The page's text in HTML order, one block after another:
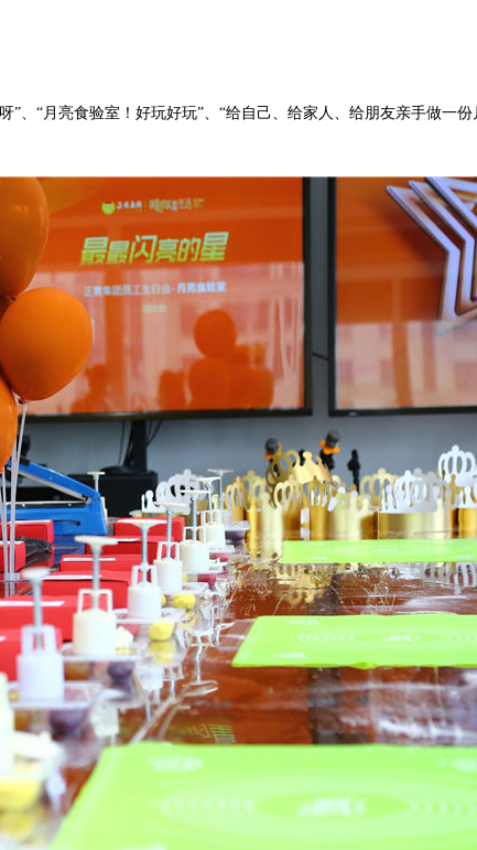
“月亮食验室！好玩好玩”、“给自己、给家人、给朋友亲手做一